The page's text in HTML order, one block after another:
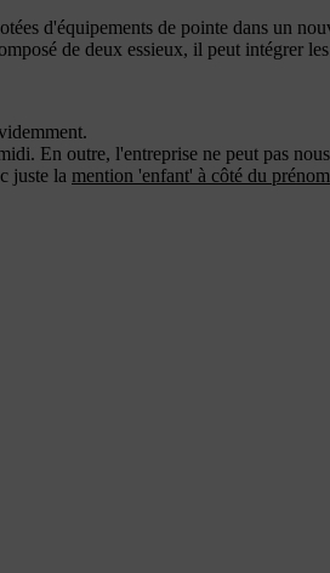
d'équipements de pointe dans un
de deux essieux, il peut intégrer
En outre, l'entreprise ne peut pas
juste la mention 'enfant' à côté du prénom